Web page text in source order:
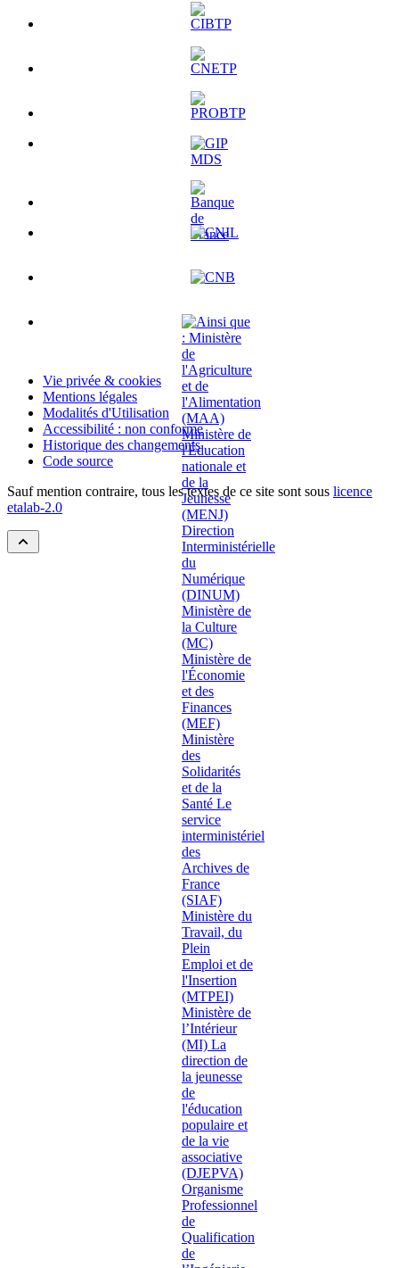
Vie privée & cookies
Mentions légales
Modalités d'Utilisation
Accessibilité : non conforme
Historique des changements
Code source
Sauf mention contraire, tous les textes de ce site sont sous licence
etalab-2.0